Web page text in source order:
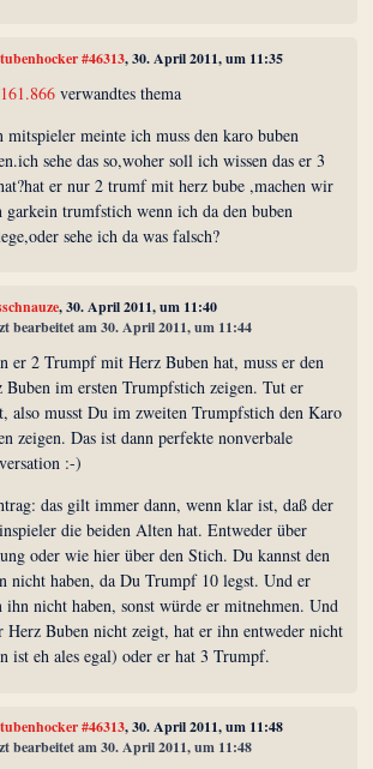
#46313, 30. April 2011, um 11:35
verwandtes thema
mitspieler meinte ich muss den karo buben
sehe das so,woher soll ich wissen das er 3
er nur 2 trumf mit herz bube ,machen wir
garkein trumfstich wenn ich da den buben
sehe ich da was falsch?
, 30. April 2011, um 11:40
bearbeitet am 30. April 2011, um 11:44
er 2 Trumpf mit Herz Buben hat, muss er den
Buben im ersten Trumpfstich zeigen. Tut er
also musst Du im zweiten Trumpfstich den Karo
zeigen. Das ist dann perfekte nonverbale
:-)
das gilt immer dann, wenn klar ist, daß der
die beiden Alten hat. Entweder über
oder wie hier über den Stich. Du kannst den
nicht haben, da Du Trumpf 10 legst. Und er
ihn nicht haben, sonst würde er mitnehmen. Und
Herz Buben nicht zeigt, hat er ihn entweder nicht
ist eh ales egal) oder er hat 3 Trumpf.
#46313, 30. April 2011, um 11:48
bearbeitet am 30. April 2011, um 11:48